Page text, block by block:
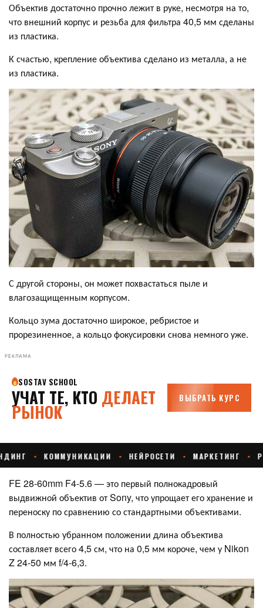
Объектив достаточно прочно лежит в руке, несмотря на то,
что внешний корпус и резьба для фильтра 40,5 мм сделаны
из пластика.
К счастью, крепление объектива сделано из металла, а не
из пластика.
С другой стороны, он может похвастаться пыле и
влагозащищенным корпусом.
Кольцо зума достаточно широкое, ребристое и
прорезиненное, а кольцо фокусировки снова немного уже.
РЕКЛАМА
FE 28-60mm F4-5.6 — это первый полнокадровый
выдвижной объектив от Sony, что упрощает его хранение и
переноску по сравнению со стандартными объективами.
В полностью убранном положении длина объектива
составляет всего 4,5 см, что на 0,5 мм короче, чем у Nikon
Z 24-50 мм f/4-6,3.